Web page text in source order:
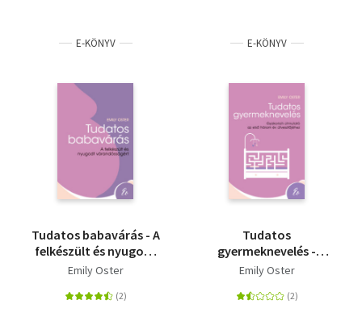
E-KÖNYV
Tudatos babavárás - A
felkészült és nyugodt
várandósságért
Emily Oster
E-KÖNYV
Tudatos
gyermeknevelés -
Gyakorlati útmutató
útvesztőjéhez (0-3 év)
Emily Oster